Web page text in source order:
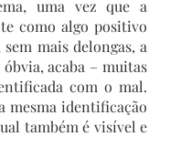
uma vez que a
como algo positivo
mais delongas, a
acaba – muitas
com o mal.
mesma identificação
também é visível e